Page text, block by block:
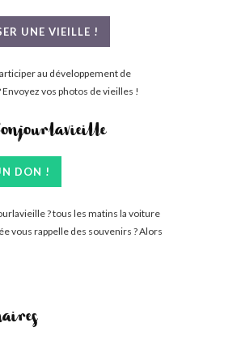
UNE VIEILLE !
au développement de
vos photos de vieilles !
DON !
? tous les matins la voiture
vous rappelle des souvenirs ? Alors